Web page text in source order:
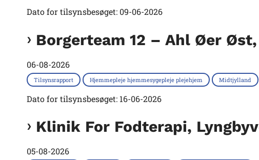
Dato for tilsynsbesøget: 09-06-2026
Borgerteam 12 – Ahl Øer
06-08-2026
Tilsynsrapport Hjemmepleje hjemmesygepleje plejehjem Midtjylland
Dato for tilsynsbesøget: 16-06-2026
Klinik For Fodterapi,
05-08-2026